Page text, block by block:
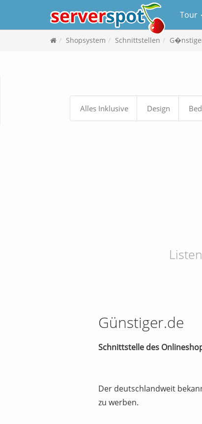
Tour
Shopsystem Schnittstellen
Alles Inklusive Design
Günstiger.de
Schnittstelle des
Der deutschlandweit
zu werben.